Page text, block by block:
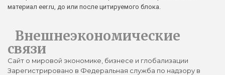
материал eer.ru, до или после цитируемого блока.
Внешнеэкономические
связи
Сайт о мировой экономике, бизнесе и глобализации
Зарегистрировано в Федеральная служба по надзору в